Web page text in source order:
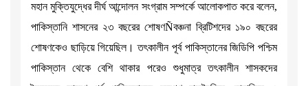
মহান মুক্তিযুদ্ধের দীর্ঘ আন্দোলন সংগ্রাম সম্পর্কে আলোকপাত করে বলেন,
পাকিস্তানি শাসনের ২৩ বছরের শোষণÑবঞ্চনা ব্রিটিশদের ১৯০ বছরের
শোষণকেও ছাড়িয়ে গিয়েছিল। তৎকালীন পূর্ব পাকিস্তানের জিডিপি পশ্চিম
পাকিস্তান থেকে বেশি থাকার পরেও শুধুমাত্র তৎকালীন শাসকদের